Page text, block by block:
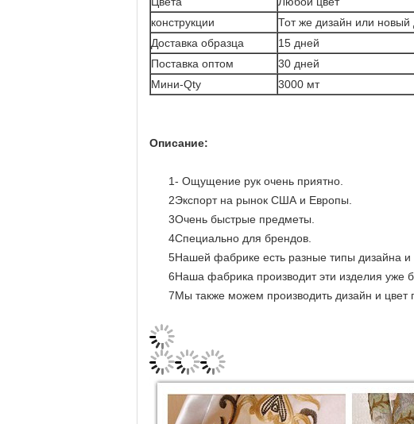
конструкции
Тот же дизайн или новый
Доставка образца
15 дней
Поставка оптом
30 дней
Мини-Qty
3000 мт
Описание:
1- Ощущение рук очень приятно.
2Экспорт на рынок США и Европы.
3Очень быстрые предметы.
4Специально для брендов.
5Нашей фабрике есть разные типы дизайна и
6Наша фабрика производит эти изделия уже
7Мы также можем производить дизайн и цвет